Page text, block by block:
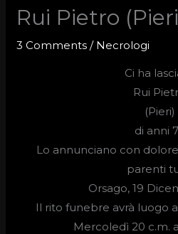
Rui Pietro
3 Comments / Necrologi
Ci ha
Rui
(Pieri)
di anni
Lo annunciano con
parenti
Orsago, 19
Il rito funebre avrà luogo
Mercoledì 20 c.m.